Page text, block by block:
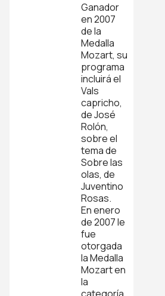
Ganador
en 2007
de la
Medalla
Mozart, su
programa
incluirá el
Vals
capricho,
de José
Rolón,
sobre el
tema de
Sobre las
olas, de
Juventino
Rosas.
En enero
de 2007 le
fue
otorgada
la Medalla
Mozart en
la